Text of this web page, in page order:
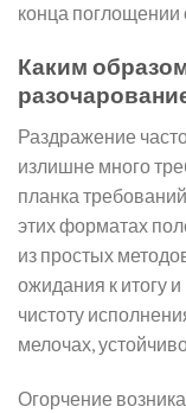
конца
Каким
Раздражение
излишне много
планка
этих форматах
из простых
ожидания к итогу
чистоту
мелочах,
Огорчение